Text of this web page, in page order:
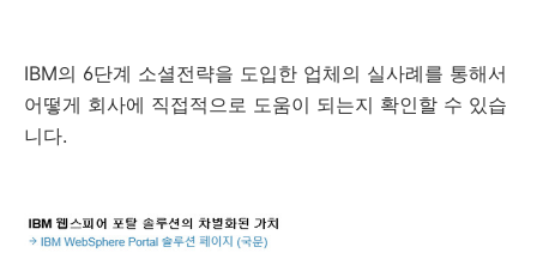
IBM의 6단계 소셜전략을 도입한 업체의 실사례를 통해서
어떻게 회사에 직접적으로 도움이 되는지 확인할 수 있습
니다.